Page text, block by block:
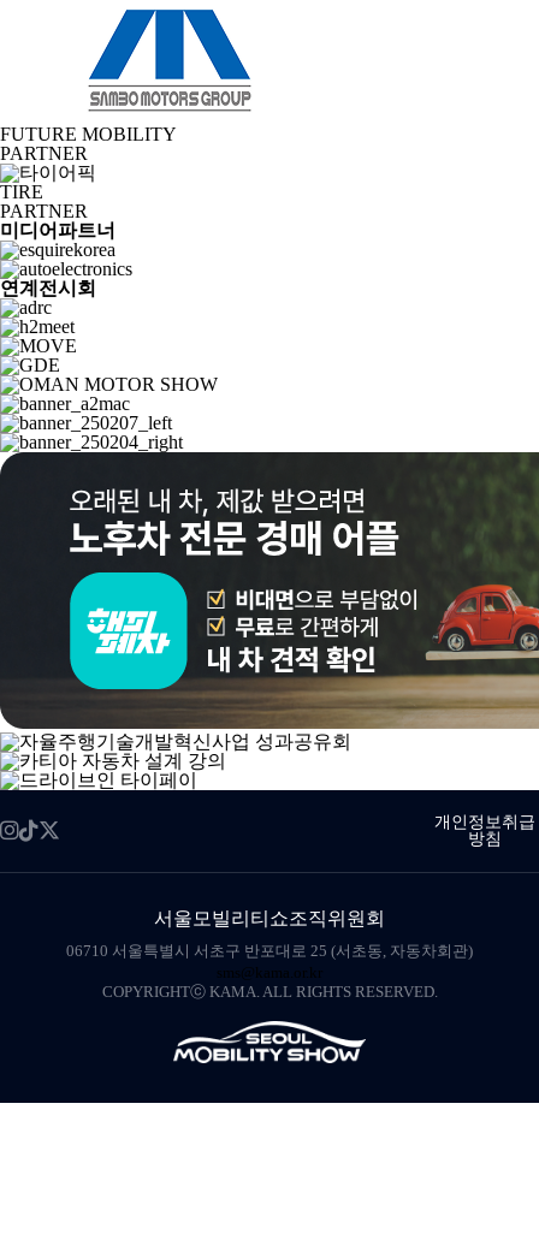
FUTURE MOBILITY
PARTNER
TIRE
PARTNER
미디어파트너
연계전시회
개인정보취급
방침
서울모빌리티쇼조직위원회
06710 서울특별시 서초구 반포대로 25 (서초동, 자동차회관)
sms@kama.or.kr
COPYRIGHTⓒ KAMA. ALL RIGHTS RESERVED.